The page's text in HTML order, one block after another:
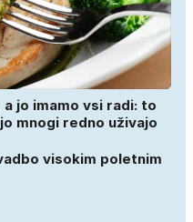
jo imamo vsi radi: to
mnogi redno uživajo
visokim poletnim